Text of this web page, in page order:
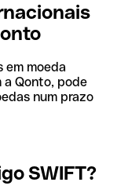
em moeda
a Qonto, pode
num prazo
SWIFT?